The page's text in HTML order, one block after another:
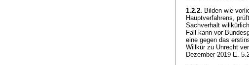
1.2.2. Bilden wie
Hauptverfahrens,
Sachverhalt
Fall kann vor
eine gegen das
Willkür zu Unrecht
Dezember 2019 E.